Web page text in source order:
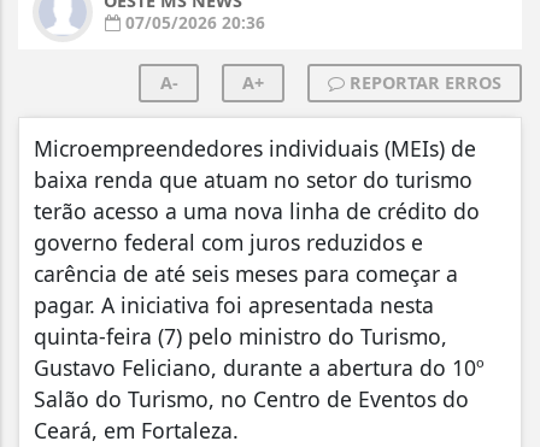
07/05/2026 20:36
A- A+ REPORTAR ERROS
Microempreendedores individuais (MEIs) de
baixa renda que atuam no setor do turismo
terão acesso a uma nova linha de crédito do
governo federal com juros reduzidos e
carência de até seis meses para começar a
pagar. A iniciativa foi apresentada nesta
quinta-feira (7) pelo ministro do Turismo,
Gustavo Feliciano, durante a abertura do 10º
Salão do Turismo, no Centro de Eventos do
Ceará, em Fortaleza.